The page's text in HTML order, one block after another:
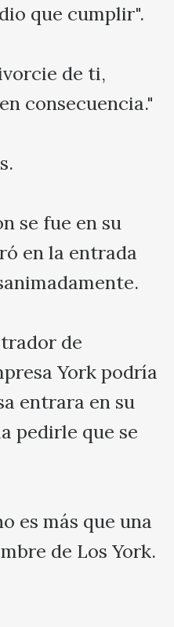
que cumplir".
de ti,
consecuencia."
se fue en su
en la entrada
de
York podría
entrara en su
pedirle que se
es más que una
de Los York.